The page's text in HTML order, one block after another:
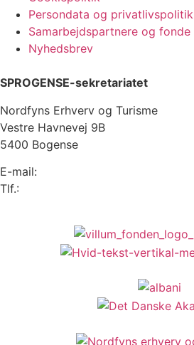
Persondata og privatlivspolitik
Samarbejdspartnere og fonde
Nyhedsbrev
SPROGENSE-sekretariatet
Nordfyns Erhverv og Turisme
Vestre Havnevej 9B
5400 Bogense
E-mail:
Tlf.: